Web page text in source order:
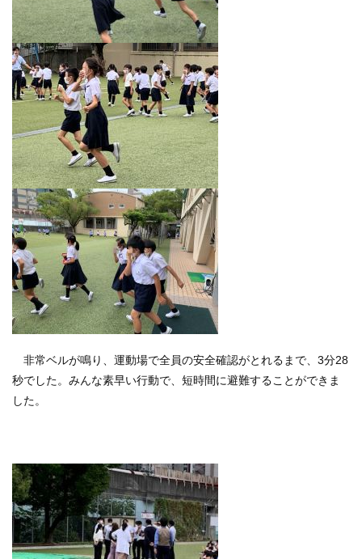
非常ベルが鳴り、運動場で全員の安全確認がとれるまで、3分28
秒でした。みんな素早い行動で、短時間に避難することができま
した。